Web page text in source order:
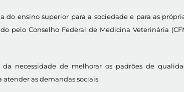
ensino superior para a sociedade e para as
pelo Conselho Federal de Medicina Veterinária
necessidade de melhorar os padrões de
as demandas sociais.